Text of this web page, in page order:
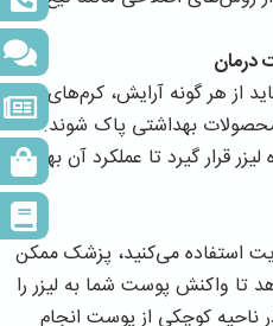
درمان
از هر گونه آرایش، کرم‌های
بهداشتی پاک شوند.
قرار گیرد تا عملکرد آن بهینه
استفاده می‌کنید، پزشک ممکن
واکنش پوست شما به لیزر را
ناحیه کوچکی از پوست انجام